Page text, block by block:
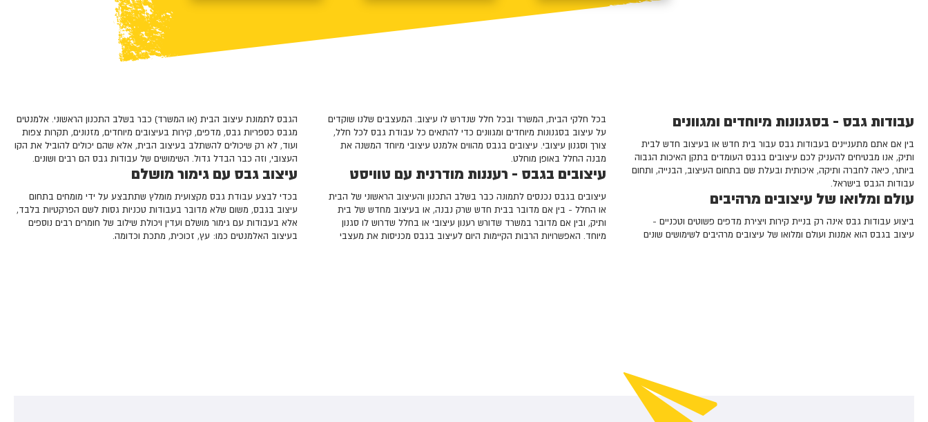
עבודות גבס - בסגנונות מיוחדים ומגוונים
בין אם אתם מתעניינים בעבודות גבס עבור בית חדש או בעיצוב חדש לבית
ותיק, אנו מבטיחים להעניק לכם עיצובים בגבס העומדים בתקן האיכות הגבוה
ביותר, כיאה לחברה ותיקה, איכותית ובעלת שם בתחום העיצוב, הבנייה, ותחום
עבודות הגבס בישראל.
עולם ומלואו של עיצובים מרהיבים
ביצוע עבודות גבס אינה רק בניית קירות ויצירת מדפים פשוטים וטכניים -
עיצוב בגבס הוא אמנות ועולם ומלואו של עיצובים מרהיבים לשימושים שונים
בכל חלקי הבית, המשרד ובכל חלל שנדרש לו עיצוב. המעצבים שלנו שוקדים
על עיצוב בסגנונות מיוחדים ומגוונים כדי להתאים כל עבודת גבס לכל חלל,
צורך וסגנון עיצובי. עיצובים בגבס מהווים אלמנט עיצובי מיוחד המשנה את
מבנה החלל באופן מוחלט.
עיצובים בגבס - רעננות מודרנית עם טוויסט
עיצובים בגבס נכנסים לתמונה כבר בשלב התכנון והעיצוב הראשוני של הבית
או החלל - בין אם מדובר בבית חדש שרק נבנה, או בעיצוב מחדש של בית
ותיק, ובין אם מדובר במשרד שדורש רענון עיצובי או בחלל שדרוש לו סגנון
מיוחד. האפשרויות הרבות הקיימות היום לעיצוב בגבס מכניסות את מעצבי
הגבס לתמונת עיצוב הבית (או המשרד) כבר בשלב התכנון הראשוני. אלמנטים
מגבס כספריות גבס, מדפים, קירות בעיצובים מיוחדים, מזנונים, תקרות צפות
ועוד, לא רק שיכולים להשתלב בעיצוב הבית, אלא שהם יכולים להוביל את הקו
העצובי, וזה כבר הבדל גדול. השימושים של עבודות גבס הם רבים ושונים.
עיצוב גבס עם גימור מושלם
בכדי לבצע עבודת גבס מקצועית מומלץ שתתבצע על ידי מומחים בתחום
עיצוב בגבס, משום שלא מדובר בעבודות טכניות גסות לשם הפרקטיות בלבד,
אלא בעבודות עם גימור מושלם ועדין ויכולת שילוב של חומרים רבים נוספים
בעיצוב האלמנטים כמו: עץ, זכוכית, מתכת וכדומה.